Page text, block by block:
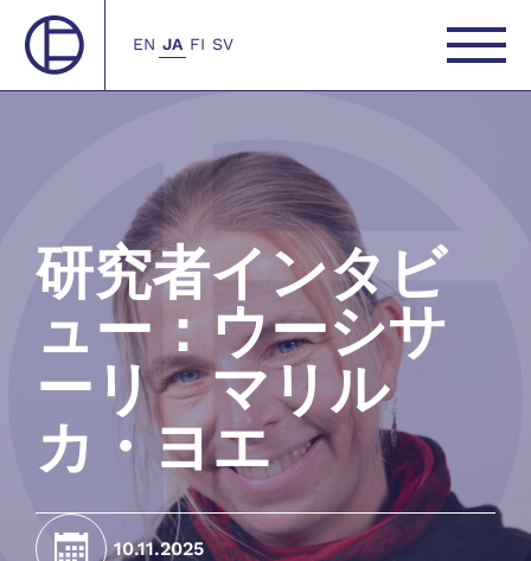
EN JA FI SV
研究者インタビ
ュー：ウーシサ
ーリ マリル
カ・ヨエ
10.11.2025